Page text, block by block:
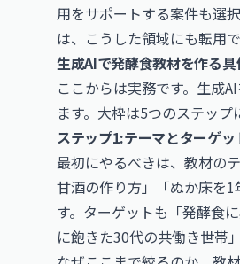
用をサポートする案件も選
は、こうした領域にも転用
生成AIで発酵食教材を作る
ここからは実務です。生成
ます。大枠は5つのステップ
ステップ1:テーマとターゲ
最初にやるべきは、教材の
甘酒の作り方」「ぬか床を
す。ターゲットも「発酵食
に飽きた30代の共働き世帯